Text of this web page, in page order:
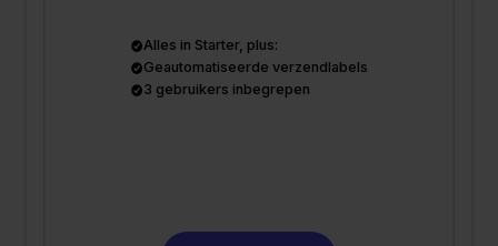
Alles in Starter, plus:
Geautomatiseerde verzendlabels
3 gebruikers inbegrepen